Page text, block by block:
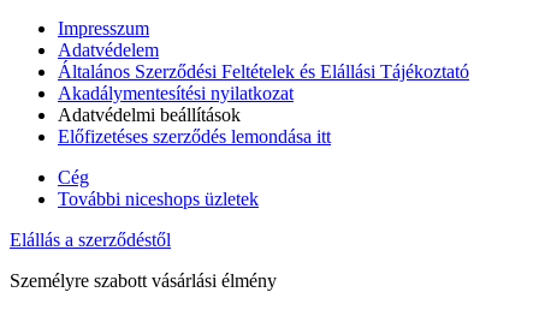
Impresszum
Adatvédelem
Általános Szerződési Feltételek és Elállási Tájékoztató
Akadálymentesítési nyilatkozat
Adatvédelmi beállítások
Előfizetéses szerződés lemondása itt
Cég
További niceshops üzletek
Elállás a szerződéstől
Személyre szabott vásárlási élmény